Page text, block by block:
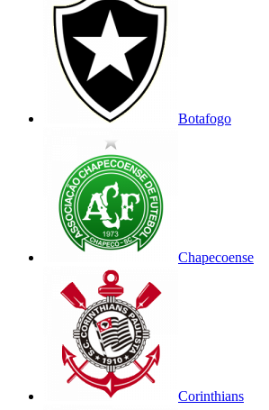
Botafogo
Chapecoense
Corinthians